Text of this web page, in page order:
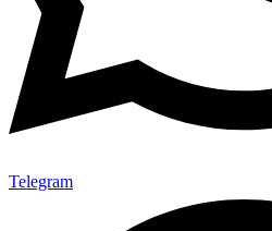
Telegram